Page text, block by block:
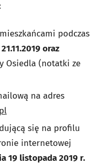
podczas
oraz
Osiedla (notatki ze
na adres
się na profilu
internetowej
19 listopada 2019 r.